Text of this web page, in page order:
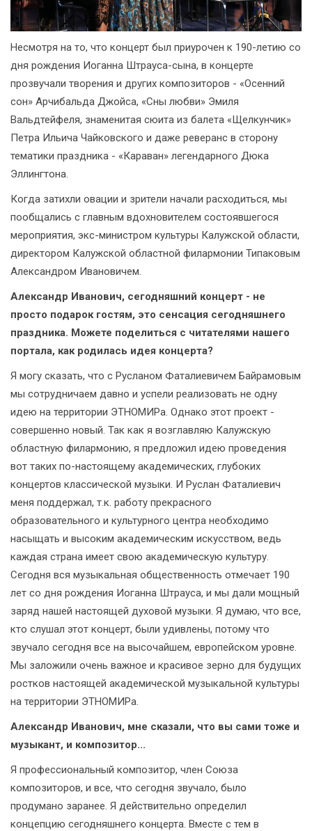
Несмотря на то, что концерт был приурочен к 190-летию со
дня рождения Иоганна Штрауса-сына, в концерте
прозвучали творения и других композиторов - «Осенний
сон» Арчибальда Джойса, «Сны любви» Эмиля
Вальдтейфеля, знаменитая сюита из балета «Щелкунчик»
Петра Ильича Чайковского и даже реверанс в сторону
тематики праздника - «Караван» легендарного Дюка
Эллингтона.
Когда затихли овации и зрители начали расходиться, мы
пообщались с главным вдохновителем состоявшегося
мероприятия, экс-министром культуры Калужской области,
директором Калужской областной филармонии Типаковым
Александром Ивановичем.
Александр Иванович, сегодняшний концерт - не
просто подарок гостям, это сенсация сегодняшнего
праздника. Можете поделиться с читателями нашего
портала, как родилась идея концерта?
Я могу сказать, что с Русланом Фаталиевичем Байрамовым
мы сотрудничаем давно и успели реализовать не одну
идею на территории ЭТНОМИРа. Однако этот проект -
совершенно новый. Так как я возглавляю Калужскую
областную филармонию, я предложил идею проведения
вот таких по-настоящему академических, глубоких
концертов классической музыки. И Руслан Фаталиевич
меня поддержал, т.к. работу прекрасного
образовательного и культурного центра необходимо
насыщать и высоким академическим искусством, ведь
каждая страна имеет свою академическую культуру.
Сегодня вся музыкальная общественность отмечает 190
лет со дня рождения Иоганна Штрауса, и мы дали мощный
заряд нашей настоящей духовой музыки. Я думаю, что все,
кто слушал этот концерт, были удивлены, потому что
звучало сегодня все на высочайшем, европейском уровне.
Мы заложили очень важное и красивое зерно для будущих
ростков настоящей академической музыкальной культуры
на территории ЭТНОМИРа.
Александр Иванович, мне сказали, что вы сами тоже и
музыкант, и композитор...
Я профессиональный композитор, член Союза
композиторов, и все, что сегодня звучало, было
продумано заранее. Я действительно определил
концепцию сегодняшнего концерта. Вместе с тем в